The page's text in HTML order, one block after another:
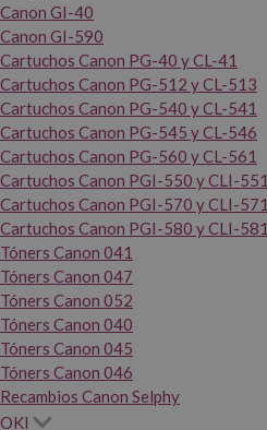
Canon GI-40
Canon GI-590
Cartuchos Canon PG-40 y CL-41
Cartuchos Canon PG-512 y CL-513
Cartuchos Canon PG-540 y CL-541
Cartuchos Canon PG-545 y CL-546
Cartuchos Canon PG-560 y CL-561
Cartuchos Canon PGI-550 y CLI-551
Cartuchos Canon PGI-570 y CLI-571
Cartuchos Canon PGI-580 y CLI-581
Tóners Canon 041
Tóners Canon 047
Tóners Canon 052
Tóners Canon 040
Tóners Canon 045
Tóners Canon 046
Recambios Canon Selphy
OKI